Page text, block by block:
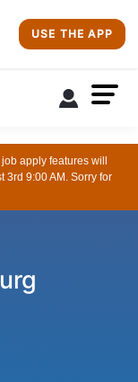
USE THE APP
apply features will
3rd 9:00 AM. Sorry for